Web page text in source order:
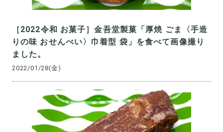
［2022令和 お菓子］金吾堂製菓「厚焼 ごま〈手造
りの味 おせんべい〉巾着型 袋」を食べて画像撮り
ました。
2022/01/28(金)